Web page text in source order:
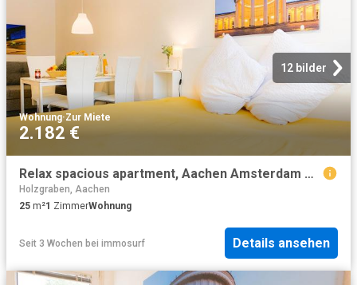
12 bilder
Wohnung·Zur Miete
2.182 €
Relax spacious apartment, Aachen Amsterdam Apartments for Rent
Holzgraben, Aachen
25 m²1 ZimmerWohnung
Seit 3 Wochen bei immosurf Details ansehen